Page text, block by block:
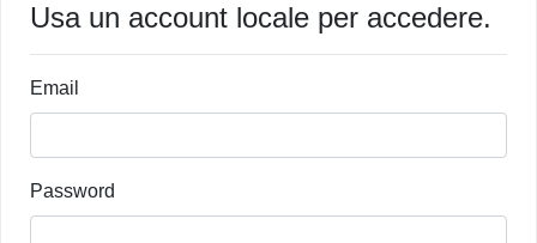
Usa un account locale per accedere.
Email
Password